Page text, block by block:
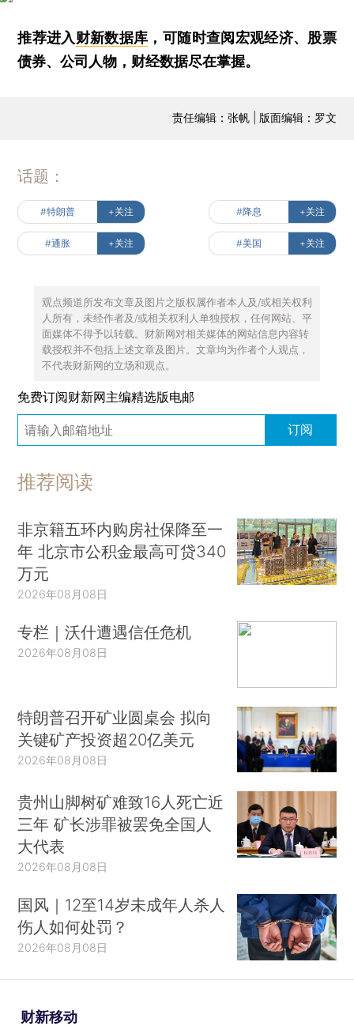
推荐进入财新数据库 ，可随时查阅宏观经济、股票
债券、公司人物，财经数据尽在掌握。
责任编辑：张帆 | 版面编辑：罗文
话题：
#特朗普 +关注 #降息 +关注
#通胀 +关注 #美国 +关注
观点频道所发布文章及图片之版权属作者本人及/或相关权利
人所有，未经作者及/或相关权利人单独授权，任何网站、平
面媒体不得予以转载。财新网对相关媒体的网站信息内容转
载授权并不包括上述文章及图片。文章均为作者个人观点，
不代表财新网的立场和观点。
免费订阅财新网主编精选版电邮
订阅
推荐阅读
非京籍五环内购房社保降至一
年 北京市公积金最高可贷340
万元
2026年08月08日
专栏｜沃什遭遇信任危机
2026年08月08日
特朗普召开矿业圆桌会 拟向
关键矿产投资超20亿美元
2026年08月08日
贵州山脚树矿难致16人死亡近
三年 矿长涉罪被罢免全国人
大代表
2026年08月08日
国风｜12至14岁未成年人杀人
伤人如何处罚？
2026年08月08日
财新移动